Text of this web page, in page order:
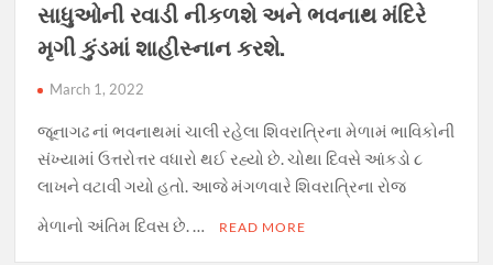
સાધુઓની રવાડી નીકળશે અને ભવનાથ મંદિરે
મૃગી કુંડમાં શાહીસ્નાન કરશે.
March 1, 2022
જૂનાગઢ નાં ભવનાથમાં ચાલી રહેલા શિવરાત્રિના મેળામં ભાવિકોની
સંખ્યામાં ઉત્તરોત્તર વધારો થઈ રહ્યો છે. ચોથા દિવસે આંકડો ૮
લાખને વટાવી ગયો હતો. આજે મંગળવારે શિવરાત્રિના રોજ
મેળાનો અંતિમ દિવસ છે. …
READ MORE